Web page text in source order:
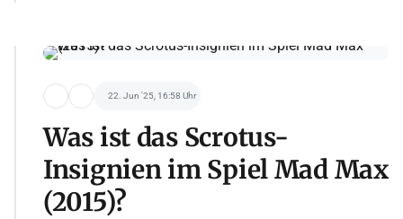
22. Jun '25, 16:58 Uhr
Was ist das Scrotus-
Insignien im Spiel Mad Max
(2015)?